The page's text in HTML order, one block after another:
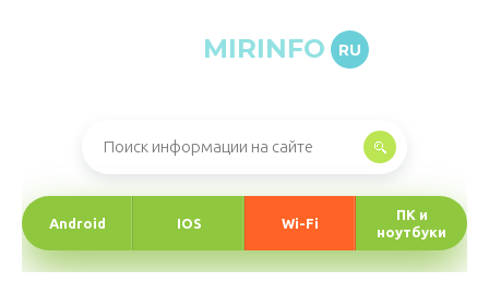
MIRINFO RU
Android IOS Wi-Fi
ПК и
ноутбуки